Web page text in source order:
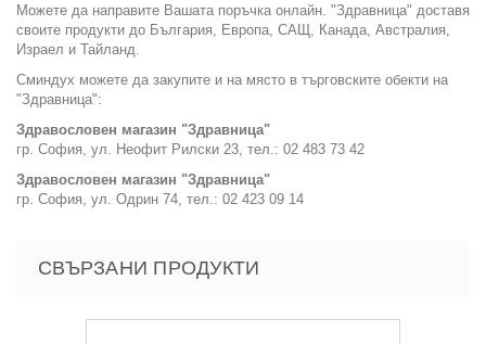
Можете да направите Вашата поръчка онлайн. "Здравница" доставя
своите продукти до България, Европа, САЩ, Канада, Австралия,
Израел и Тайланд.
Сминдух можете да закупите и на място в търговските обекти на
"Здравница":
Здравословен магазин "Здравница"
гр. София, ул. Неофит Рилски 23, тел.: 02 483 73 42
Здравословен магазин "Здравница"
гр. София, ул. Одрин 74, тел.: 02 423 09 14
СВЪРЗАНИ ПРОДУКТИ